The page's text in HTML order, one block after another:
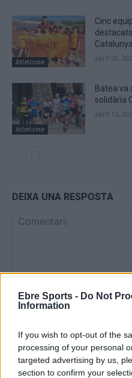
Ebre Sports - Do Not
Information
If you wish to opt-out of the
processing of your personal
targeted advertising by us,
section to confirm your
Atletisme
Cinc
abril 30,
Atletisme
Batea va
solidària
abril 15,
DEIXA UNA RESPOSTA